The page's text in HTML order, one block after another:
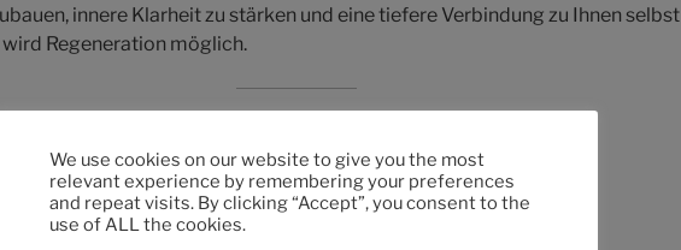
innere Klarheit zu stärken und eine tiefere Verbindung zu Ihnen selbst
Regeneration möglich.
We use cookies on our website to give you the most
relevant experience by remembering your preferences
and repeat visits. By clicking “Accept”, you consent to the
use of ALL the cookies.